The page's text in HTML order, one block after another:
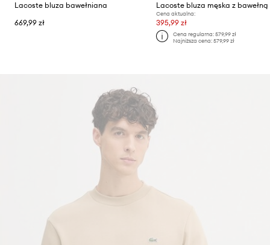
Lacoste bluza bawełniana
669,99 zł
Lacoste bluza męska z bawełną
Cena aktualna:
395,99 zł
Cena regularna: 579,99 zł
Najniższa cena: 579,99 zł